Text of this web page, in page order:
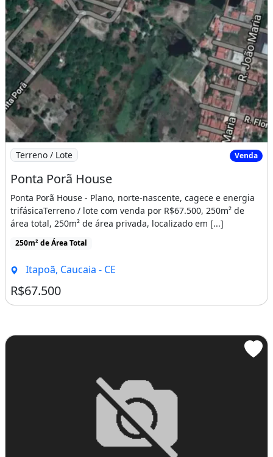
Imagem: Ponta Porã House
Terreno / Lote Venda
Ponta Porã House
Ponta Porã House - Plano, norte-nascente, cagece e energia
trifásicaTerreno / lote com venda por R$67.500, 250m² de
área total, 250m² de área privada, localizado em [...]
250m² de Área Total
Itapoã, Caucaia - CE
R$67.500